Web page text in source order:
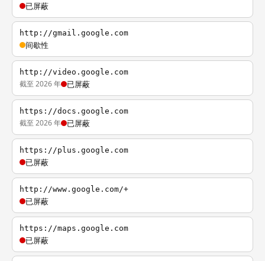
已屏蔽
http://gmail.google.com
间歇性
http://video.google.com
截至 2026 年 已屏蔽
https://docs.google.com
截至 2026 年 已屏蔽
https://plus.google.com
已屏蔽
http://www.google.com/+
已屏蔽
https://maps.google.com
已屏蔽